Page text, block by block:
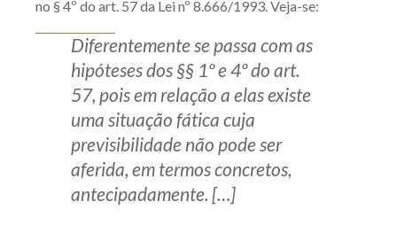
no § 4º do art. 57 da Lei nº 8.666/1993. Veja-se:
Diferentemente se passa com as
hipóteses dos §§ 1º e 4º do art.
57, pois em relação a elas existe
uma situação fática cuja
previsibilidade não pode ser
aferida, em termos concretos,
antecipadamente. […]